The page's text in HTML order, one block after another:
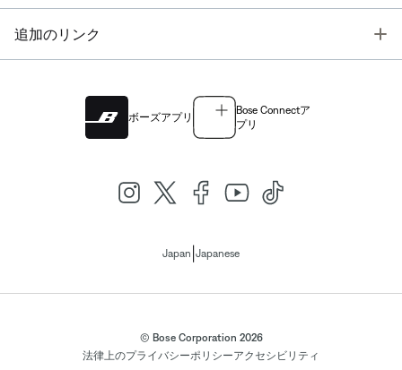
追加のリンク
ボーズアプリ
Bose Connectア
プリ
Japan Japanese
© Bose Corporation 2026
法律上のプライバシーポリシーアクセシビリティ